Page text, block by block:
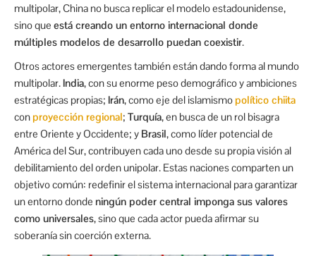
multipolar, China no busca replicar el modelo estadounidense,
sino que está creando un entorno internacional donde
múltiples modelos de desarrollo puedan coexistir.
Otros actores emergentes también están dando forma al mundo
multipolar.India, con su enorme peso demográfico y ambiciones
estratégicas propias; Irán, como eje del islamismopolítico chiita
conproyección regional; Turquía, en busca de un rol bisagra
entre Oriente y Occidente; y Brasil, como líder potencial de
América del Sur, contribuyen cada uno desde su propia visión al
debilitamiento del orden unipolar. Estas naciones comparten un
objetivo común: redefinir el sistema internacional para garantizar
un entorno donde ningún poder central imponga sus valores
como universales, sino que cada actor pueda afirmar su
soberanía sin coerción externa.